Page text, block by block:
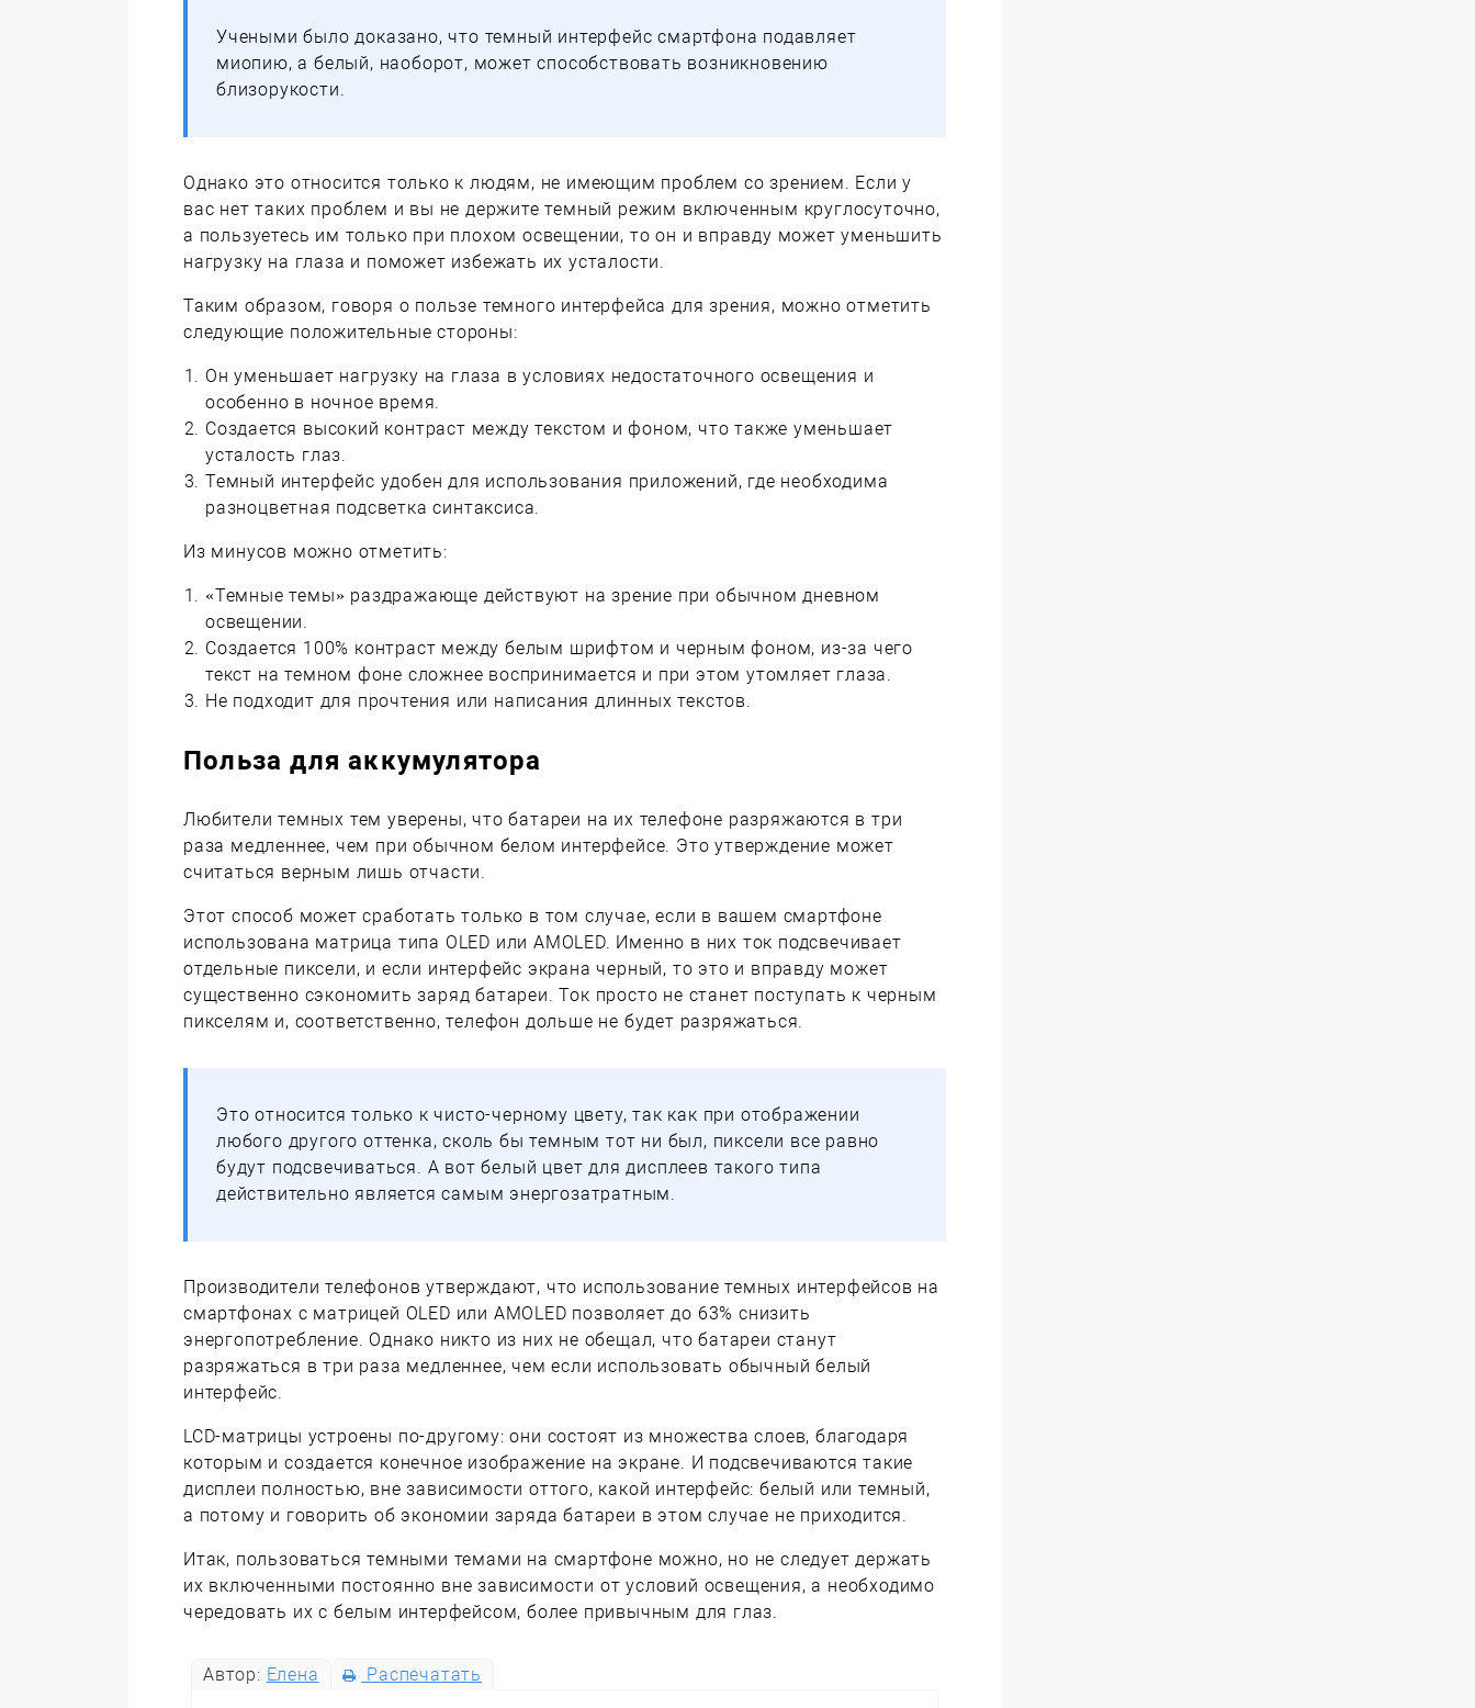
Учеными было доказано, что темный интерфейс смартфона подавляет
миопию, а белый, наоборот, может способствовать возникновению
близорукости.
Однако это относится только к людям, не имеющим проблем со зрением. Если у
вас нет таких проблем и вы не держите темный режим включенным круглосуточно,
а пользуетесь им только при плохом освещении, то он и вправду может уменьшить
нагрузку на глаза и поможет избежать их усталости.
Таким образом, говоря о пользе темного интерфейса для зрения, можно отметить
следующие положительные стороны:
Он уменьшает нагрузку на глаза в условиях недостаточного освещения и
особенно в ночное время.
Создается высокий контраст между текстом и фоном, что также уменьшает
усталость глаз.
Темный интерфейс удобен для использования приложений, где необходима
разноцветная подсветка синтаксиса.
Из минусов можно отметить:
«Темные темы» раздражающе действуют на зрение при обычном дневном
освещении.
Создается 100% контраст между белым шрифтом и черным фоном, из-за чего
текст на темном фоне сложнее воспринимается и при этом утомляет глаза.
Не подходит для прочтения или написания длинных текстов.
Польза для аккумулятора
Любители темных тем уверены, что батареи на их телефоне разряжаются в три
раза медленнее, чем при обычном белом интерфейсе. Это утверждение может
считаться верным лишь отчасти.
Этот способ может сработать только в том случае, если в вашем смартфоне
использована матрица типа OLED или AMOLED. Именно в них ток подсвечивает
отдельные пиксели, и если интерфейс экрана черный, то это и вправду может
существенно сэкономить заряд батареи. Ток просто не станет поступать к черным
пикселям и, соответственно, телефон дольше не будет разряжаться.
Это относится только к чисто-черному цвету, так как при отображении
любого другого оттенка, сколь бы темным тот ни был, пиксели все равно
будут подсвечиваться. А вот белый цвет для дисплеев такого типа
действительно является самым энергозатратным.
Производители телефонов утверждают, что использование темных интерфейсов на
смартфонах с матрицей OLED или AMOLED позволяет до 63% снизить
энергопотребление. Однако никто из них не обещал, что батареи станут
разряжаться в три раза медленнее, чем если использовать обычный белый
интерфейс.
LCD-матрицы устроены по-другому: они состоят из множества слоев, благодаря
которым и создается конечное изображение на экране. И подсвечиваются такие
дисплеи полностью, вне зависимости оттого, какой интерфейс: белый или темный,
а потому и говорить об экономии заряда батареи в этом случае не приходится.
Итак, пользоваться темными темами на смартфоне можно, но не следует держать
их включенными постоянно вне зависимости от условий освещения, а необходимо
чередовать их с белым интерфейсом, более привычным для глаз.
Автор: Елена Распечатать